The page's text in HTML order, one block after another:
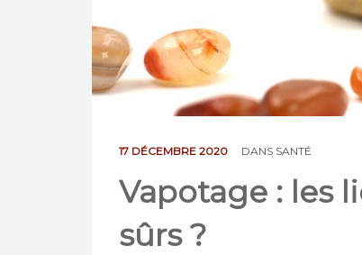
17 DÉCEMBRE 2020 DANS SANTÉ
Vapotage : les
sûrs ?